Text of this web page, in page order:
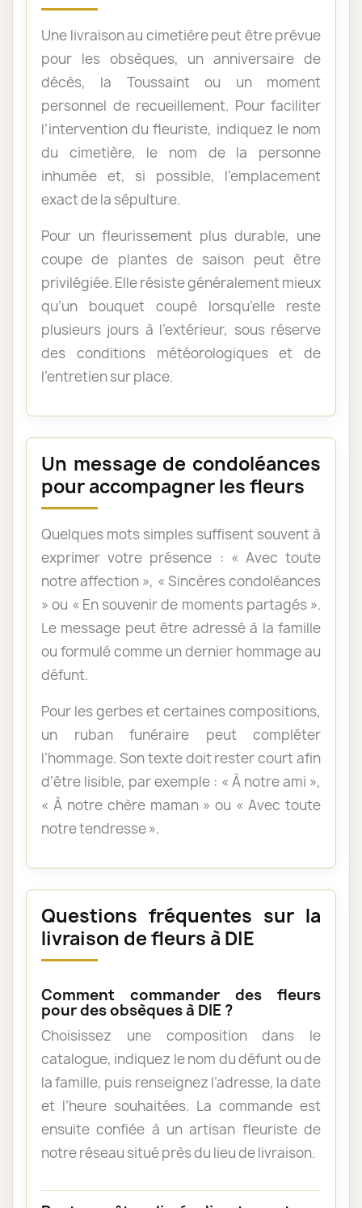
Une livraison au cimetière peut être prévue
pour les obsèques, un anniversaire de
décès, la Toussaint ou un moment
personnel de recueillement. Pour faciliter
l’intervention du fleuriste, indiquez le nom
du cimetière, le nom de la personne
inhumée et, si possible, l’emplacement
exact de la sépulture.
Pour un fleurissement plus durable, une
coupe de plantes de saison peut être
privilégiée. Elle résiste généralement mieux
qu’un bouquet coupé lorsqu’elle reste
plusieurs jours à l’extérieur, sous réserve
des conditions météorologiques et de
l’entretien sur place.
Un message de condoléances
pour accompagner les fleurs
Quelques mots simples suffisent souvent à
exprimer votre présence : « Avec toute
notre affection », « Sincères condoléances
» ou « En souvenir de moments partagés ».
Le message peut être adressé à la famille
ou formulé comme un dernier hommage au
défunt.
Pour les gerbes et certaines compositions,
un ruban funéraire peut compléter
l’hommage. Son texte doit rester court afin
d’être lisible, par exemple : « À notre ami »,
« À notre chère maman » ou « Avec toute
notre tendresse ».
Questions fréquentes sur la
livraison de fleurs à DIE
Comment commander des fleurs
pour des obsèques à DIE ?
Choisissez une composition dans le
catalogue, indiquez le nom du défunt ou de
la famille, puis renseignez l’adresse, la date
et l’heure souhaitées. La commande est
ensuite confiée à un artisan fleuriste de
notre réseau situé près du lieu de livraison.